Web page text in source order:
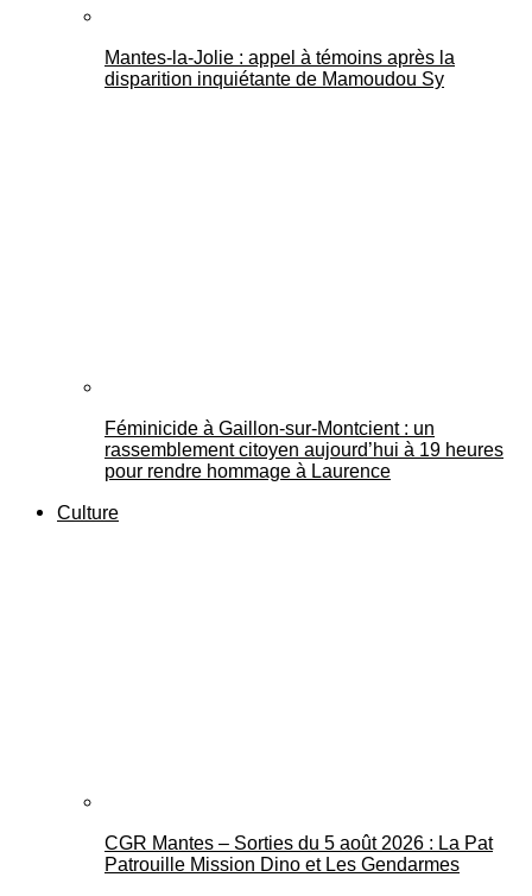
Mantes-la-Jolie : appel à témoins après la
disparition inquiétante de Mamoudou Sy
Féminicide à Gaillon‑sur‑Montcient : un
rassemblement citoyen aujourd’hui à 19 heures
pour rendre hommage à Laurence
Culture
CGR Mantes – Sorties du 5 août 2026 : La Pat
Patrouille Mission Dino et Les Gendarmes